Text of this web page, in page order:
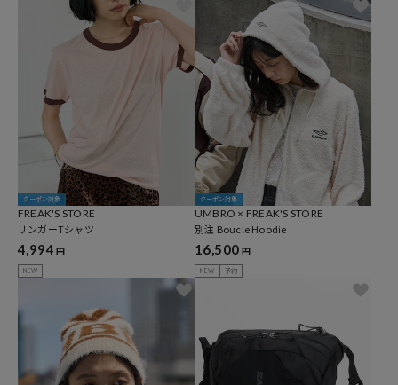
クーポン対象
FREAK'S STORE
リンガーTシャツ
4,994 円
NEW
クーポン対象
UMBRO × FREAK'S STORE
別注 Boucle Hoodie
16,500 円
NEW 予約